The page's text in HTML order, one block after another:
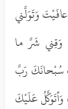
وَتَوَلَّني
وَقِني شَرَّ ما
سُبْحانَكَ رَبَّ
عَلَيْكَ